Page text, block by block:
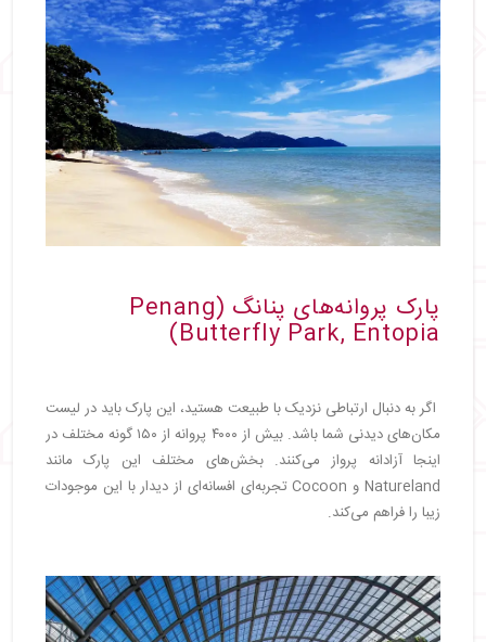
پارک پروانه‌های پنانگ (Penang
Butterfly Park, Entopia)
اگر به دنبال ارتباطی نزدیک با طبیعت هستید، این پارک باید در لیست
مکان‌های دیدنی شما باشد. بیش از ۴۰۰۰ پروانه از ۱۵۰ گونه مختلف در
اینجا آزادانه پرواز می‌کنند. بخش‌های مختلف این پارک مانند
Natureland و Cocoon تجربه‌ای افسانه‌ای از دیدار با این موجودات
زیبا را فراهم می‌کند.